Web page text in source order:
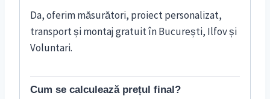
Da, oferim măsurători, proiect personalizat,
transport și montaj gratuit în București, Ilfov și
Voluntari.
Cum se calculează prețul final?